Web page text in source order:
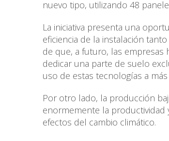
nuevo tipo, utilizando 48
La iniciativa presenta una
eficiencia de la instalación
de que, a futuro, las
dedicar una parte de suelo
uso de estas tecnologías a
Por otro lado, la producción
enormemente la productividad
efectos del cambio climático.